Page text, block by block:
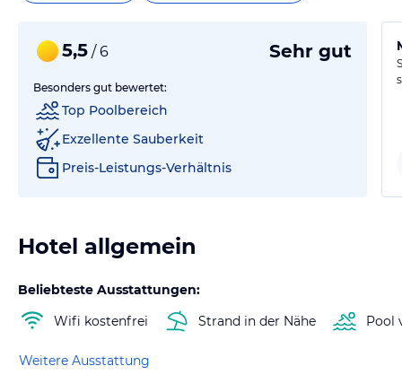
5,5 / 6 Sehr gut
Besonders gut bewertet:
Top Poolbereich
Exzellente Sauberkeit
Preis-Leistungs-Verhältnis
Hotel allgemein
Beliebteste Ausstattungen:
Wifi kostenfrei
Strand in der Nähe Pool
Weitere Ausstattung